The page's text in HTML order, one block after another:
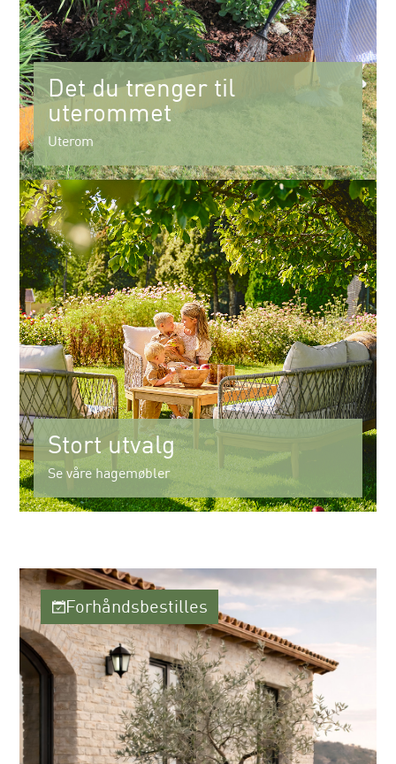
Det du trenger til
uterommet
Uterom
Stort utvalg
Se våre hagemøbler
Forhåndsbestilles